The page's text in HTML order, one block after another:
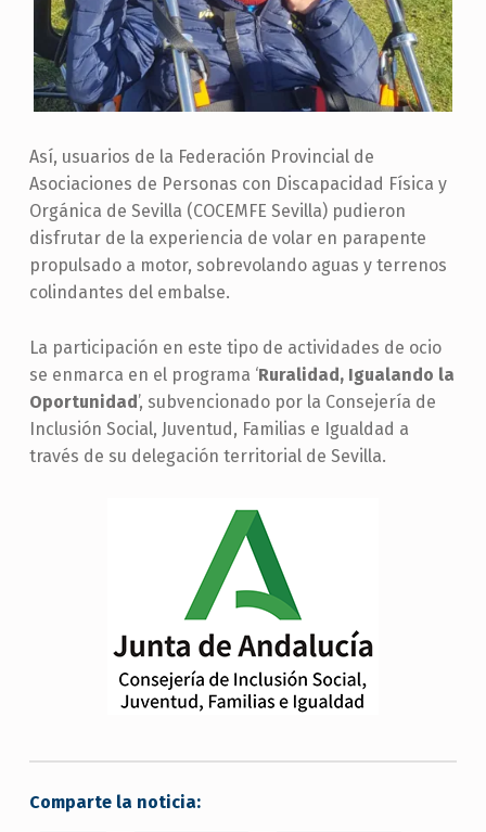
Así, usuarios de la Federación Provincial de
Asociaciones de Personas con Discapacidad Física y
Orgánica de Sevilla (COCEMFE Sevilla) pudieron
disfrutar de la experiencia de volar en parapente
propulsado a motor, sobrevolando aguas y terrenos
colindantes del embalse.
La participación en este tipo de actividades de ocio
se enmarca en el programa ‘Ruralidad, Igualando la
Oportunidad ’, subvencionado por la Consejería de
Inclusión Social, Juventud, Familias e Igualdad a
través de su delegación territorial de Sevilla.
Comparte la noticia: